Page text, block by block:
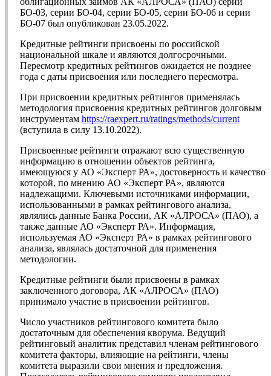
БО-03, серии БО-04, серии БО-05, серии БО-06 и серии
БО-07 был опубликован 23.05.2022.
Кредитные рейтинги присвоены по российской
национальной шкале и являются долгосрочными.
Пересмотр кредитных рейтингов ожидается не позднее
года с даты присвоения или последнего пересмотра.
При присвоении кредитных рейтингов применялась
методология присвоения кредитных рейтингов долговым
инструментам https://raexpert.ru/ratings/methods/current
(вступила в силу 13.10.2022).
Присвоенные рейтинги отражают всю существенную
информацию в отношении объектов рейтинга,
имеющуюся у АО «Эксперт РА», достоверность и качество
которой, по мнению АО «Эксперт РА», являются
надлежащими. Ключевыми источниками информации,
использованными в рамках рейтингового анализа,
являлись данные Банка России, АК «АЛРОСА» (ПАО), а
также данные АО «Эксперт РА». Информация,
используемая АО «Эксперт РА» в рамках рейтингового
анализа, являлась достаточной для применения
методологии.
Кредитные рейтинги были присвоены в рамках
заключенного договора, АК «АЛРОСА» (ПАО)
принимало участие в присвоении рейтингов.
Число участников рейтингового комитета было
достаточным для обеспечения кворума. Ведущий
рейтинговый аналитик представил членам рейтингового
комитета факторы, влияющие на рейтинги, члены
комитета выразили свои мнения и предложения.